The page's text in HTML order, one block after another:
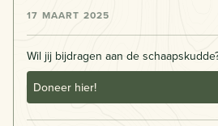
17 MAART 2025
Wil jij bijdragen aan de
Doneer hier!